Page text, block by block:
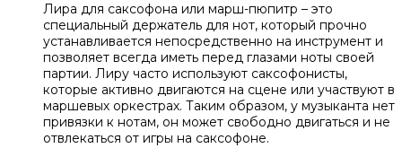
Лира для саксофона или марш-пюпитр – это
специальный держатель для нот, который прочно
устанавливается непосредственно на инструмент и
позволяет всегда иметь перед глазами ноты своей
партии. Лиру часто используют саксофонисты,
которые активно двигаются на сцене или участвуют в
маршевых оркестрах. Таким образом, у музыканта нет
привязки к нотам, он может свободно двигаться и не
отвлекаться от игры на саксофоне.